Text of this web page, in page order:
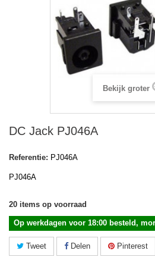
Bekijk groter
DC Jack PJ046A
Referentie: PJ046A
PJ046A
20 items op voorraad
Op werkdagen voor 18:00 besteld,
Tweet Delen Pinterest